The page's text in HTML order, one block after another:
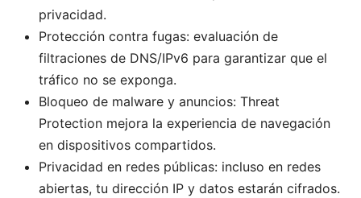
privacidad.
Protección contra fugas: evaluación de
filtraciones de DNS/IPv6 para garantizar que el
tráfico no se exponga.
Bloqueo de malware y anuncios: Threat
Protection mejora la experiencia de navegación
en dispositivos compartidos.
Privacidad en redes públicas: incluso en redes
abiertas, tu dirección IP y datos estarán cifrados.